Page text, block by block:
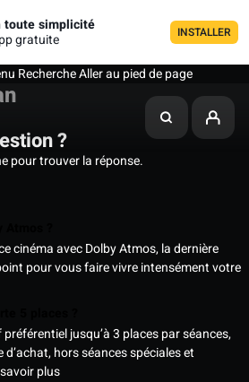
toute simplicité
gratuite
INSTALLER
RechercheAller au pied de page
?
pour trouver la réponse.
cinéma avec Dolby Atmos, la dernière
pour vous faire vivre intensément votre
jusqu’à 3 places par séances,
hors séances spéciales et
plus